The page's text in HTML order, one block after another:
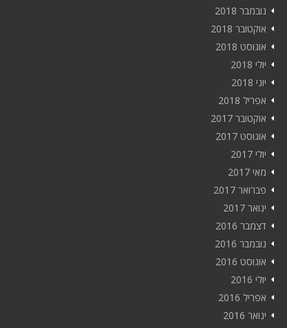
נובמבר 2018
אוקטובר 2018
אוגוסט 2018
יולי 2018
יוני 2018
אפריל 2018
אוקטובר 2017
אוגוסט 2017
יולי 2017
מאי 2017
פברואר 2017
ינואר 2017
דצמבר 2016
נובמבר 2016
אוגוסט 2016
יולי 2016
אפריל 2016
ינואר 2016